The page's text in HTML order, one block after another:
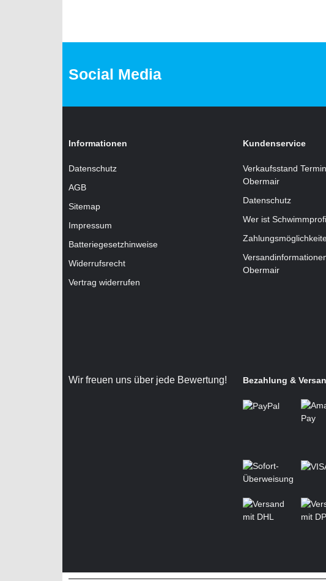
Social Media
Informationen
Datenschutz
AGB
Sitemap
Impressum
Batteriegesetzhinweise
Widerrufsrecht
Vertrag widerrufen
Kundenservice
Verkaufsstand
Obermair
Datenschutz
Wer ist
Obermair
Wir freuen uns über jede Bewertung! Bezahlung &